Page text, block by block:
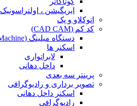
ایریگیشن ، اولتراسونیک
اتوکلاو و پک
کد کم (CAD CAM)
دستگاه میلینگ (Milling Machine)
اسکنر ها
لابراتواری
داخل دهانی
پرینتر سه بعدی
تصویر برداری و رادیوگرافی
اسکنر داخل دهانی
رادیوگرافی